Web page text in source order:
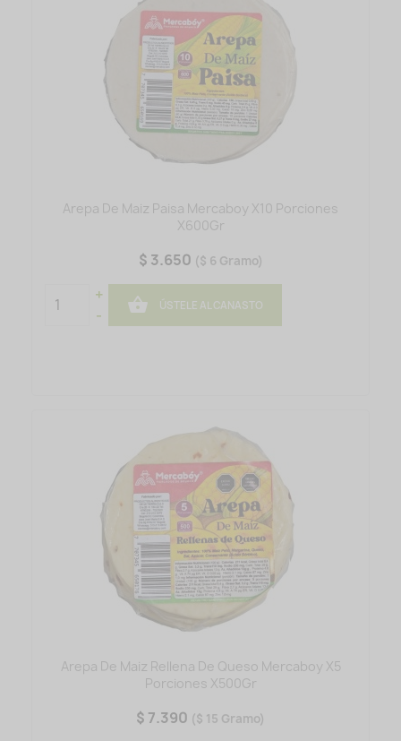
Arepa De Maiz Paisa Mercaboy X10 Porciones
X600Gr
$ 3.650 ($ 6 Gramo)
+
-
 ÚSTELE AL CANASTO
Arepa De Maiz Rellena De Queso Mercaboy X5
Porciones X500Gr
$ 7.390 ($ 15 Gramo)